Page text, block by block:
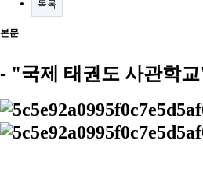
목록
본문
- "국제 태권도 사관학